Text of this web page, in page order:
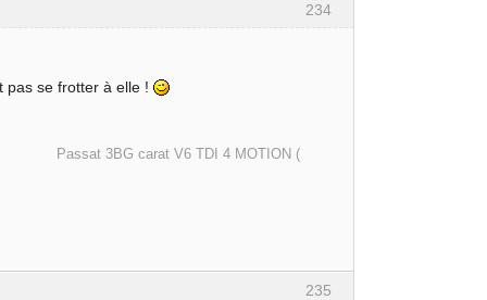
234
pas se frotter à elle !
V6 TDI 4 MOTION (
235